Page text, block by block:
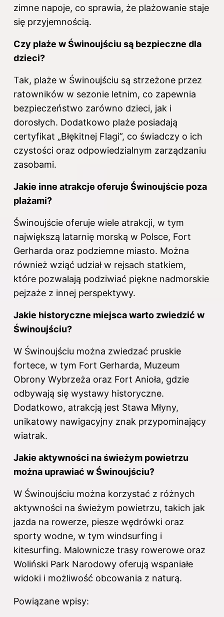
zimne napoje, co sprawia, że plażowanie staje
się przyjemnością.
Czy plaże w Świnoujściu są bezpieczne dla
dzieci?
Tak, plaże w Świnoujściu są strzeżone przez
ratowników w sezonie letnim, co zapewnia
bezpieczeństwo zarówno dzieci, jak i
dorosłych. Dodatkowo plaże posiadają
certyfikat „Błękitnej Flagi”, co świadczy o ich
czystości oraz odpowiedzialnym zarządzaniu
zasobami.
Jakie inne atrakcje oferuje Świnoujście poza
plażami?
Świnoujście oferuje wiele atrakcji, w tym
największą latarnię morską w Polsce, Fort
Gerharda oraz podziemne miasto. Można
również wziąć udział w rejsach statkiem,
które pozwalają podziwiać piękne nadmorskie
pejzaże z innej perspektywy.
Jakie historyczne miejsca warto zwiedzić w
Świnoujściu?
W Świnoujściu można zwiedzać pruskie
fortece, w tym Fort Gerharda, Muzeum
Obrony Wybrzeża oraz Fort Anioła, gdzie
odbywają się wystawy historyczne.
Dodatkowo, atrakcją jest Stawa Młyny,
unikatowy nawigacyjny znak przypominający
wiatrak.
Jakie aktywności na świeżym powietrzu
można uprawiać w Świnoujściu?
W Świnoujściu można korzystać z różnych
aktywności na świeżym powietrzu, takich jak
jazda na rowerze, piesze wędrówki oraz
sporty wodne, w tym windsurfing i
kitesurfing. Malownicze trasy rowerowe oraz
Woliński Park Narodowy oferują wspaniałe
widoki i możliwość obcowania z naturą.
Powiązane wpisy: